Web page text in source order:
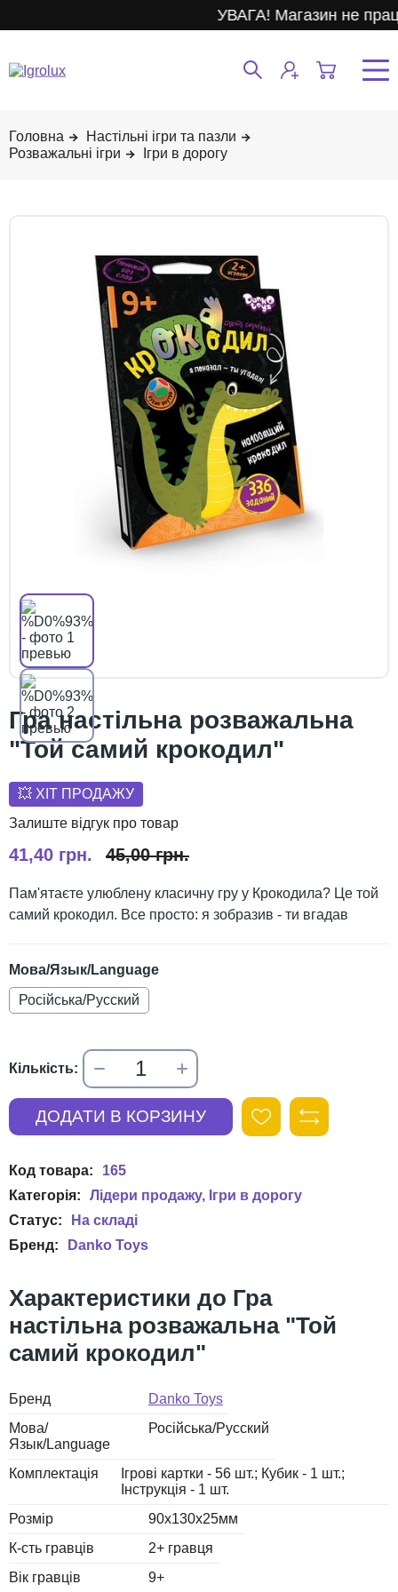
УВАГА! Магазин не
Настільні ігри та пазли
Розважальні ігри
Ігри в дорогу
Гра настільна розважальна
"Той самий крокодил"
💥 ХІТ ПРОДАЖУ
41,40 грн. 45,00 грн.
Пам'ятаєте улюблену класичну гру у Крокодила? Це той
самий крокодил. Все просто: я зобразив - ти вгадав
Мова/Язык/Language
Російська/Русский
165
Лідери продажу
Ігри в дорогу
Danko Toys
Гра
настільна розважальна "Той
самий крокодил"
Бренд
Danko Toys
Мова/
Язык/Language
Російська/Русский
Комплектація
Ігрові картки - 56 шт.; Кубик - 1 шт.;
Інструкція - 1 шт.
Розмір
90х130x25мм
К-сть гравців
2+ гравця
Вік гравців
9+